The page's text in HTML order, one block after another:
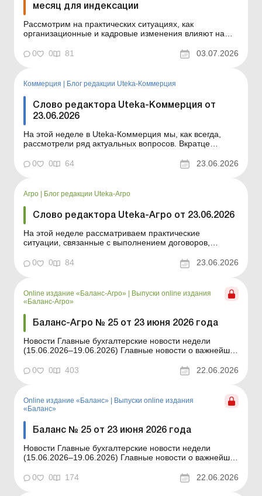
месяц для индексации
Рассмотрим на практических ситуациях, как
организационные и кадровые изменения влияют на
практике кадровые и организационные изменения
часто вызывают вопрос по индексации заработной
или его...
0 0 81 03.07.2026
Коммерция Блог редакции Uteka-Коммерция
Слово редактора Uteka-Коммерция от
23.06.2026
На этой неделе в Uteka-Коммерция мы, как всегда,
рассмотрели ряд актуальных вопросов. Вкратце
этой неделе в Uteka-Коммерция. Уважаемые коллеги!
Вкратце ознакомлю вас с темами статей,
Автомобиль неприг...
0 0 64 23.06.2026
Агро Блог редакции Uteka-Агро
Слово редактора Uteka-Агро от 23.06.2026
На этой неделе рассматриваем практические
ситуации, связанные с выполнением договоров,
предприятия. В частности, анализируем
использование горючего подрядчиком, оформление
договорах, а также вопросы списан...
0 0 84 23.06.2026
Online издание «Баланс-Агро» | Выпуски online издания
«Баланс-Агро»
Баланс-Агро № 25 от 23 июня 2026 года
Новости Главные бухгалтерские новости недели
(15.06.2026–19.06.2026) Главные новости о важнейших
ежедневно Содержание номера Правовая помощь
Читать Автомобиль непригоден к эксплуатации: как
0 0 403 22.06.2026
Online издание «Баланс» | Выпуски online издания
«Баланс»
Баланс № 25 от 23 июня 2026 года
Новости Главные бухгалтерские новости недели
(15.06.2026–19.06.2026) Главные новости о важнейших
ежедневно Содержание номера Юридические
0 0 174 22.06.2026